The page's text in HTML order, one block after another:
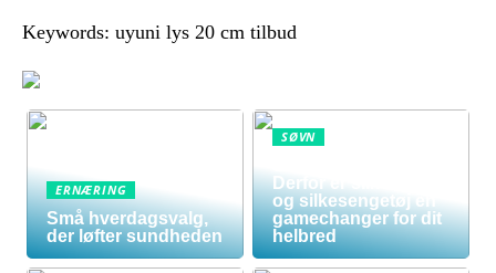
Keywords: uyuni lys 20 cm tilbud
ERNÆRING
Små hverdagsvalg,
der løfter sundheden
SØVN
Derfor er silkedyne
og silkesengetøj en
gamechanger for dit
helbred